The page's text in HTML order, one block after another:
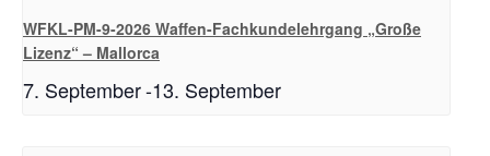
WFKL-PM-9-2026 Waffen-Fachkundelehrgang „Große
Lizenz“ – Mallorca
7. September-13. September